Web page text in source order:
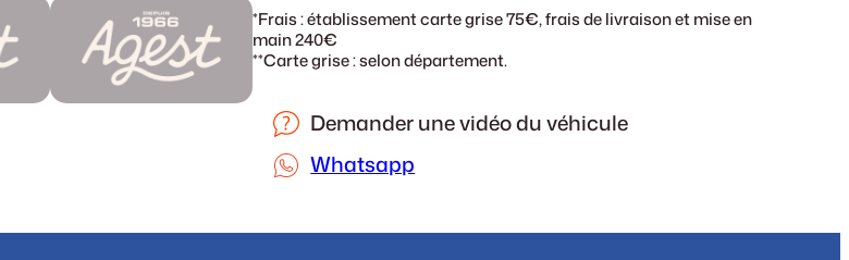
*Frais : établissement carte grise 75€, frais de livraison et mise en
main 240€
**Carte grise : selon département.
Demander une vidéo du véhicule
Whatsapp